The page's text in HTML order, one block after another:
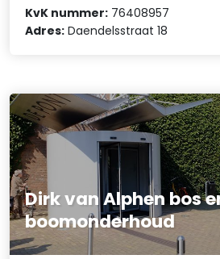
KvK nummer: 76408957
Adres: Daendelsstraat 18
Dirk van Alphen bos
boomonderhoud